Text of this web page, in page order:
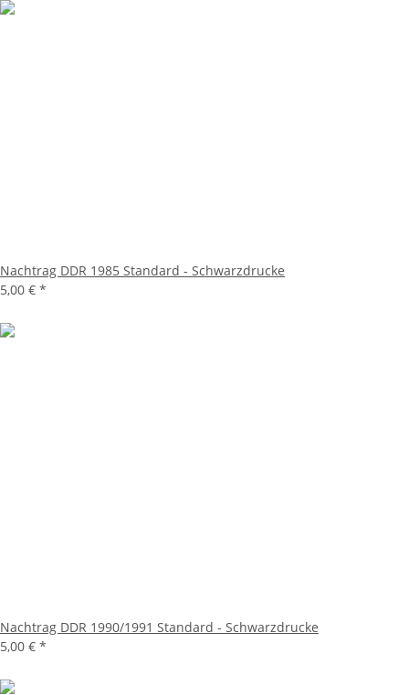
Nachtrag DDR 1985 Standard - Schwarzdrucke
5,00 € *
Nachtrag DDR 1990/1991 Standard - Schwarzdrucke
5,00 € *